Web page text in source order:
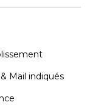
Mail indiqués